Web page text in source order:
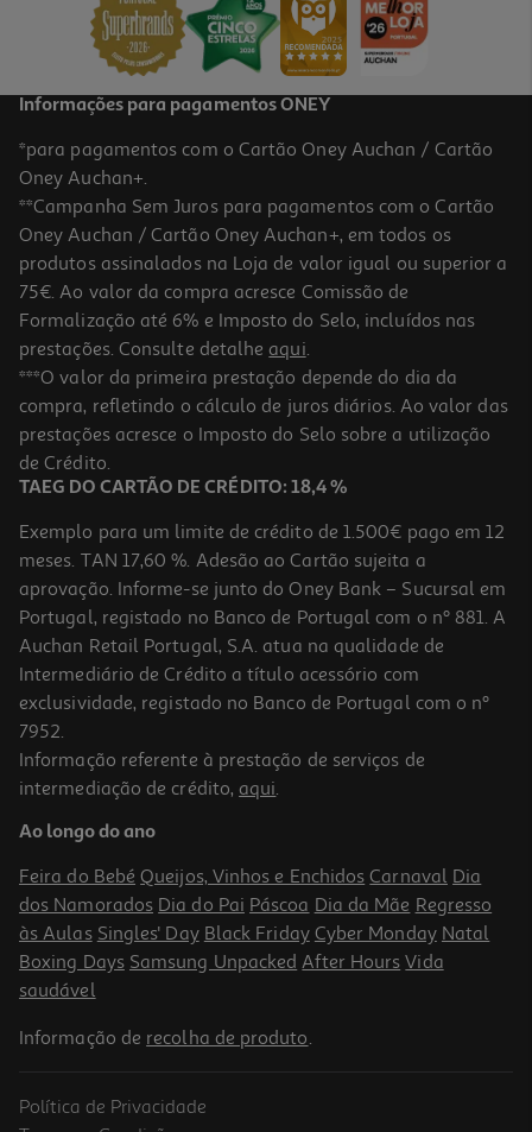
74,99 €
1.0
Colunas De Ar Beltax Btf4036 Preto 102cm 50w
84.99 €/un
84,99 €
Torre De Ventilação Qilive Q.6831 Branca 38cm 35w Com
Oscilação
27.99 €/un
27,99 €
Informações para pagamentos ONEY
*para pagamentos com o Cartão Oney Auchan / Cartão
Oney Auchan+.
**Campanha Sem Juros para pagamentos com o Cartão
Oney Auchan / Cartão Oney Auchan+, em todos os
produtos assinalados na Loja de valor igual ou superior a
75€. Ao valor da compra acresce Comissão de
Formalização até 6% e Imposto do Selo, incluídos nas
prestações. Consulte detalhe aqui.
***O valor da primeira prestação depende do dia da
compra, refletindo o cálculo de juros diários. Ao valor das
prestações acresce o Imposto do Selo sobre a utilização
de Crédito.
TAEG DO CARTÃO DE CRÉDITO: 18,4 %
Exemplo para um limite de crédito de 1.500€ pago em 12
meses. TAN 17,60 %. Adesão ao Cartão sujeita a
aprovação. Informe-se junto do Oney Bank – Sucursal em
Portugal, registado no Banco de Portugal com o nº 881. A
Auchan Retail Portugal, S.A. atua na qualidade de
Intermediário de Crédito a título acessório com
exclusividade, registado no Banco de Portugal com o nº
7952.
Informação referente à prestação de serviços de
intermediação de crédito, aqui.
Ao longo do ano
Feira do Bebé Queijos, Vinhos e Enchidos Carnaval Dia
dos Namorados Dia do Pai Páscoa Dia da Mãe Regresso
às Aulas Singles' Day Black Friday Cyber Monday Natal
Boxing Days Samsung Unpacked After Hours Vida
saudável
Informação de recolha de produto.
Política de Privacidade